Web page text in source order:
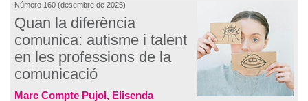
Número 160 (desembre de 2025)
Quan la diferència
comunica: autisme i talent
en les professions de la
comunicació
Marc Compte Pujol, Elisenda